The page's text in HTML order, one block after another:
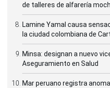
de talleres de alfarería
Lamine Yamal causa
la ciudad colombiana de
Minsa: designan a nuevo
Aseguramiento en Salud
Mar peruano registra